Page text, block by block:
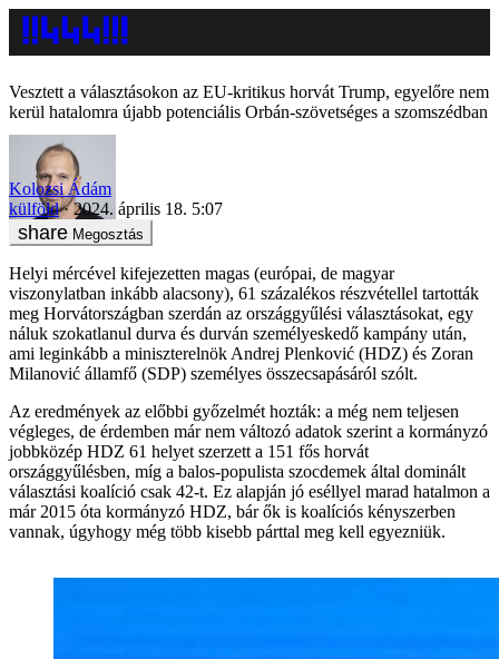
Vesztett a választásokon az EU-kritikus horvát Trump, egyelőre nem
kerül hatalomra újabb potenciális Orbán-szövetséges a szomszédban
Kolozsi Ádám
külföld
2024. április 18. 5:07
Megosztás
Helyi mércével kifejezetten magas (európai, de magyar
viszonylatban inkább alacsony), 61 százalékos részvétellel tartották
meg Horvátországban szerdán az országgyűlési választásokat, egy
náluk szokatlanul durva és durván személyeskedő kampány után,
ami leginkább a miniszterelnök Andrej Plenković (HDZ) és Zoran
Milanović államfő (SDP) személyes összecsapásáról szólt.
Az eredmények az előbbi győzelmét hozták: a még nem teljesen
végleges, de érdemben már nem változó adatok szerint a kormányzó
jobbközép HDZ 61 helyet szerzett a 151 fős horvát
országgyűlésben, míg a balos-populista szocdemek által dominált
választási koalíció csak 42-t. Ez alapján jó eséllyel marad hatalmon a
már 2015 óta kormányzó HDZ, bár ők is koalíciós kényszerben
vannak, úgyhogy még több kisebb párttal meg kell egyezniük.